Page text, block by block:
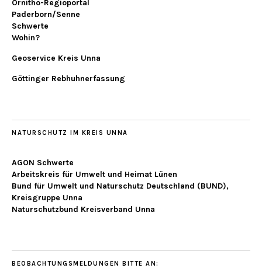
Ornitho-Regioportal
Paderborn/Senne
Schwerte
Wohin?
Geoservice Kreis Unna
Göttinger Rebhuhnerfassung
NATURSCHUTZ IM KREIS UNNA
AGON Schwerte
Arbeitskreis für Umwelt und Heimat Lünen
Bund für Umwelt und Naturschutz Deutschland (BUND),
Kreisgruppe Unna
Naturschutzbund Kreisverband Unna
BEOBACHTUNGSMELDUNGEN BITTE AN: